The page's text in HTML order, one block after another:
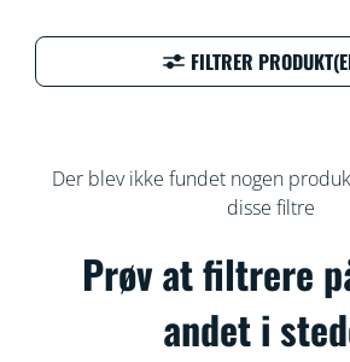
FILTRER
Der blev ikke fundet nogen
disse filtre
Prøv at filtrere
andet i